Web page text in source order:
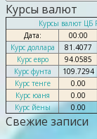
Курсы валют
Курсы валют ЦБ
Дата:
00:00
Курс доллара
81.4077
Курс евро
94.0585
Курс фунта
109.7294
Курс тенге
0.00
Курс юаня
0.00
Курс йены
0.00
Свежие записи